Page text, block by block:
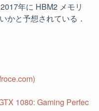
年に HBM2 メモリ
かと予想されている．
1080: Gaming Perfec